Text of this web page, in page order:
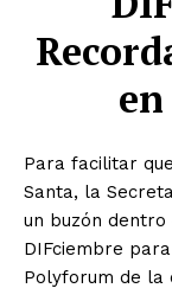
Para facilitar
Santa, la
un buzón
DIFciembre
Polyforum de la